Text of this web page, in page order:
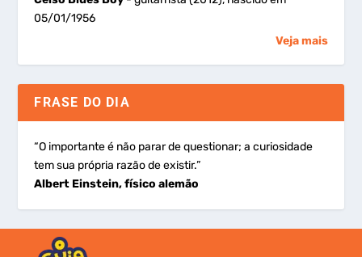
05/01/1956
Veja mais
FRASE DO DIA
“O importante é não parar de questionar; a curiosidade
tem sua própria razão de existir.”
Albert Einstein, físico alemão